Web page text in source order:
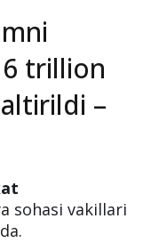
trillion
–
sohasi vakillari